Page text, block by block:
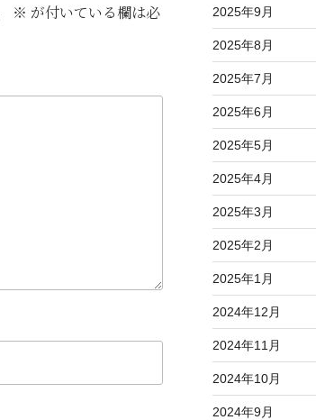
※ が付いている欄は必
2025年9月
2025年8月
2025年7月
2025年6月
2025年5月
2025年4月
2025年3月
2025年2月
2025年1月
2024年12月
2024年11月
2024年10月
2024年9月